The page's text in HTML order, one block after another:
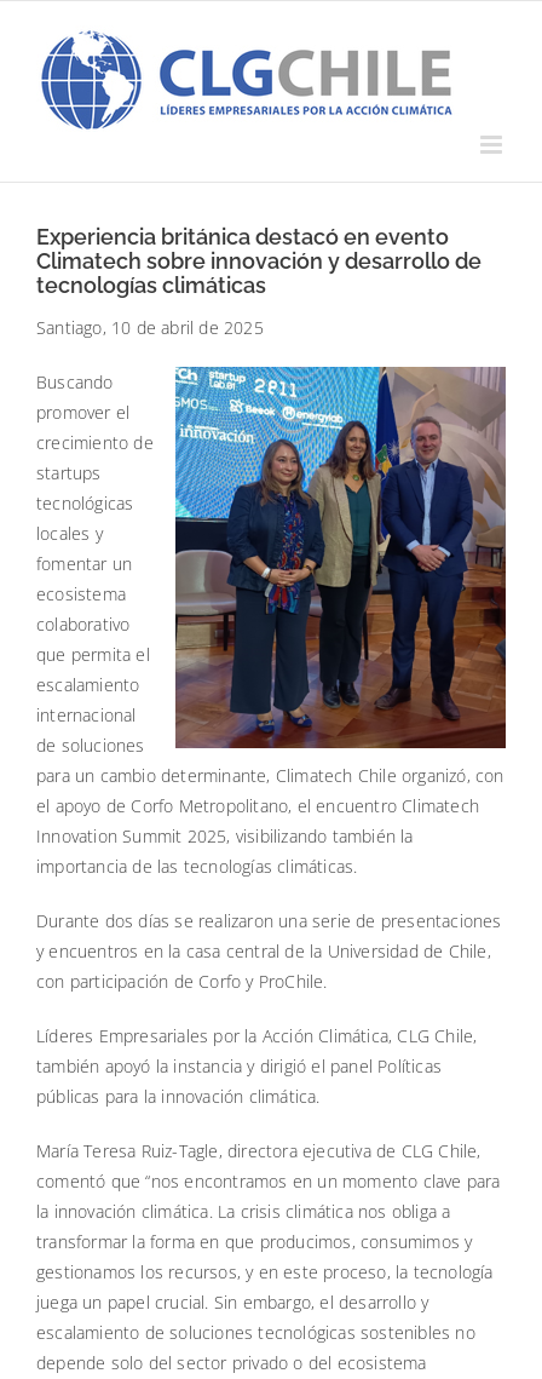
contenido
Experiencia británica destacó en evento
Climatech sobre innovación y desarrollo de
tecnologías climáticas
Santiago, 10 de abril de 2025
Buscando
promover el
crecimiento de
startups
tecnológicas
locales y
fomentar un
ecosistema
colaborativo
que permita el
escalamiento
internacional
de soluciones
para un cambio determinante, Climatech Chile organizó, con
el apoyo de Corfo Metropolitano, el encuentro Climatech
Innovation Summit 2025, visibilizando también la
importancia de las tecnologías climáticas.
Durante dos días se realizaron una serie de presentaciones
y encuentros en la casa central de la Universidad de Chile,
con participación de Corfo y ProChile.
Líderes Empresariales por la Acción Climática, CLG Chile,
también apoyó la instancia y dirigió el panel Políticas
públicas para la innovación climática.
María Teresa Ruiz-Tagle, directora ejecutiva de CLG Chile,
comentó que “nos encontramos en un momento clave para
la innovación climática. La crisis climática nos obliga a
transformar la forma en que producimos, consumimos y
gestionamos los recursos, y en este proceso, la tecnología
juega un papel crucial. Sin embargo, el desarrollo y
escalamiento de soluciones tecnológicas sostenibles no
depende solo del sector privado o del ecosistema